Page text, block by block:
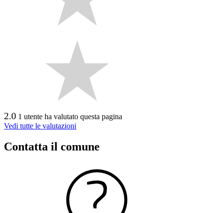
2.0 1 utente ha valutato questa pagina
Vedi tutte le valutazioni
Contatta il comune